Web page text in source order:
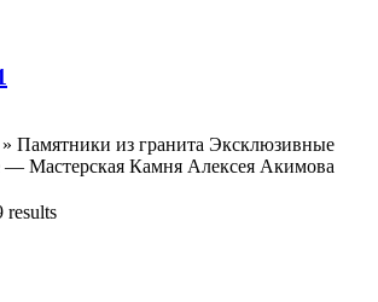
» Памятники из гранита Эксклюзивные
— Мастерская Камня Алексея Акимова
results